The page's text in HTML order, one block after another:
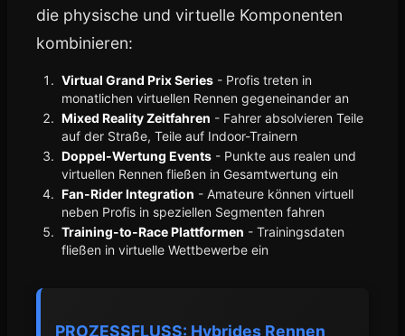
die physische und virtuelle Komponenten
kombinieren:
Virtual Grand Prix Series - Profis treten in
monatlichen virtuellen Rennen gegeneinander an
Mixed Reality Zeitfahren - Fahrer absolvieren Teile
auf der Straße, Teile auf Indoor-Trainern
Doppel-Wertung Events - Punkte aus realen und
virtuellen Rennen fließen in Gesamtwertung ein
Fan-Rider Integration - Amateure können virtuell
neben Profis in speziellen Segmenten fahren
Training-to-Race Plattformen - Trainingsdaten
fließen in virtuelle Wettbewerbe ein
PROZESSFLUSS: Hybrides Rennen